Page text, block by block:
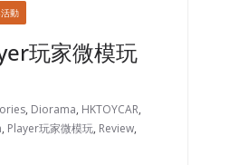
動
玩家微模玩
, Diorama, HKTOYCAR,
, Player玩家微模玩, Review,